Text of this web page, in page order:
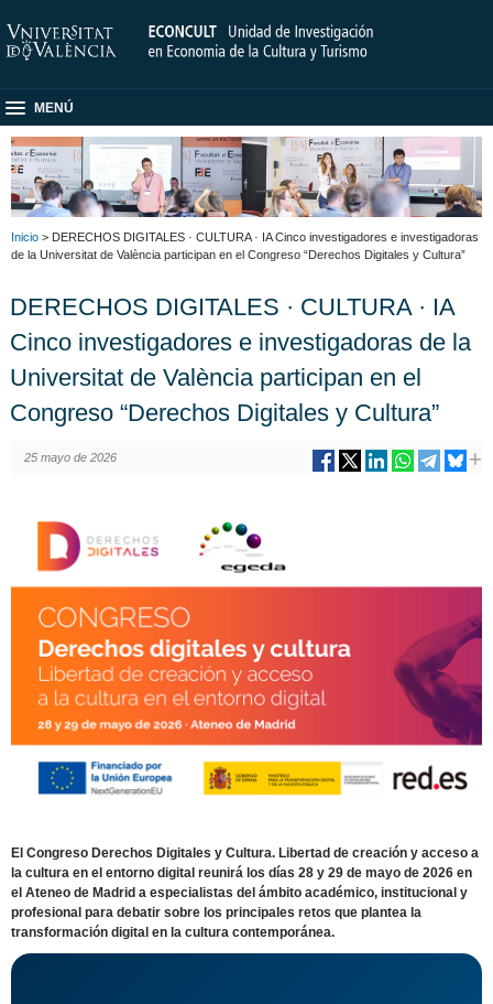
MENÚ
Inicio > DERECHOS DIGITALES · CULTURA · IA Cinco investigadores e investigadoras
de la Universitat de València participan en el Congreso “Derechos Digitales y Cultura”
DERECHOS DIGITALES · CULTURA · IA
Cinco investigadores e investigadoras de la
Universitat de València participan en el
Congreso “Derechos Digitales y Cultura”
25 mayo de 2026
El Congreso Derechos Digitales y Cultura. Libertad de creación y acceso a
la cultura en el entorno digital reunirá los días 28 y 29 de mayo de 2026 en
el Ateneo de Madrid a especialistas del ámbito académico, institucional y
profesional para debatir sobre los principales retos que plantea la
transformación digital en la cultura contemporánea.